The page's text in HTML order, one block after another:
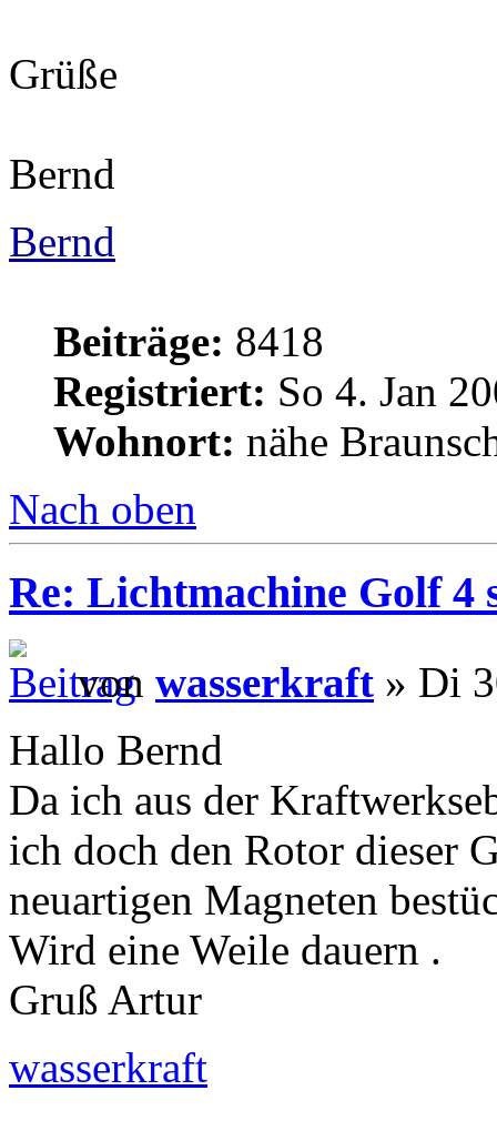
Grüße
Bernd
Bernd
Beiträge: 8418
Registriert: So 4. Jan
Wohnort: nähe
Nach oben
Re: Lichtmachine Golf 4
von wasserkraft » Di
Hallo Bernd
Da ich aus der
ich doch den Rotor dieser
neuartigen Magneten
Wird eine Weile dauern .
Gruß Artur
wasserkraft